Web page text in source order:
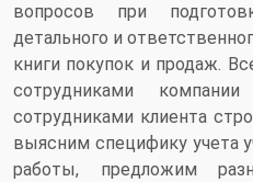
вопросов при
детального и
книги покупок и продаж.
сотрудниками
сотрудниками клиента
выясним специфику учета
работы, предложим